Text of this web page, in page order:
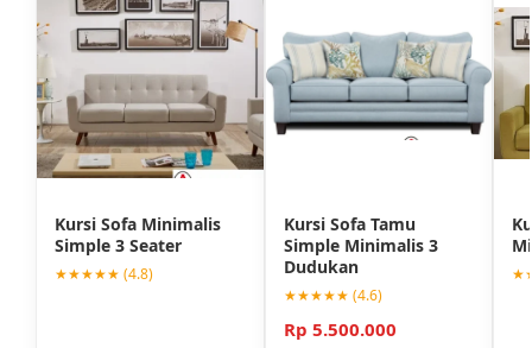
Kursi Sofa Minimalis
Simple 3 Seater
★★★★★ (4.8)
Kursi Sofa Tamu
Simple Minimalis 3
Dudukan
★★★★★ (4.6)
Rp 5.500.000